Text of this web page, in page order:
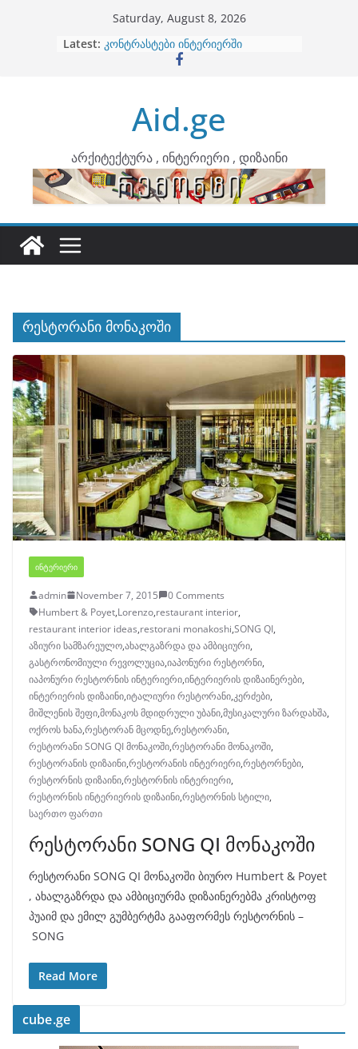
Saturday, August 8, 2026
Latest: ბინების გაერთიანება
კონტრასტები ინტერიერში
ინტერიერის დიზიანი
არტემიდი წარმოგიდგენთ
Aid.ge
არქიტექტურა , ინტერიერი , დიზაინი
რესტორანი მონაკოში
ᲘᲜᲢᲔᲠᲘᲔᲠᲘ
admin November 7, 2015
0 Comments
Humbert & Poyet,Lorenzo,restaurant interior,
restaurant interior ideas,restorani monakoshi,SONG QI,
აზიური სამზარეულო,ახალგაზრდა და ამბიციური,
გასტრონომიული რევოლუცია,იაპონური რესტორნი,
იაპონური რესტორნის ინტერიერი,ინტერიერის დიზაინერები,
ინტერიერის დიზაინი,იტალიური რესტორანი,კერძები,
მიშლენის შეფი,მონაკოს მდიდრული უბანი,მუსიკალური ზარდახშა,
ოქროს ხანა,რესტორან მცოდნე,რესტორანი,
რესტორანი SONG QI მონაკოში,რესტორანი მონაკოში,
რესტორანის დიზაინი,რესტორანის ინტერიერი,რესტორნები,
რესტორნის დიზაინი,რესტორნის ინტერიერი,
რესტორნის ინტერიერის დიზაინი,რესტორნის სტილი,
საერთო ფართი
რესტორანი SONG QI მონაკოში
რესტორანი SONG QI მონაკოში ბიურო Humbert & Poyet
, ახალგაზრდა და ამბიციურმა დიზაინერებმა კრისტოფ
პუაიმ და ემილ გუმბერტმა გააფორმეს რესტორნის –
SONG
Read More
cube.ge